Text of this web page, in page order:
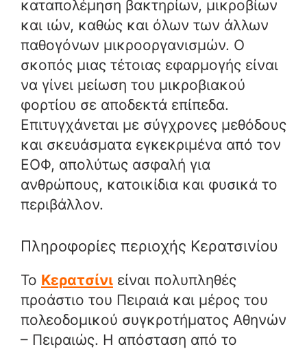
καταπολέμηση βακτηρίων, μικροβίων
και ιών, καθώς και όλων των άλλων
παθογόνων μικροοργανισμών. Ο
σκοπός μιας τέτοιας εφαρμογής είναι
να γίνει μείωση του μικροβιακού
φορτίου σε αποδεκτά επίπεδα.
Επιτυγχάνεται με σύγχρονες μεθόδους
και σκευάσματα εγκεκριμένα από τον
ΕΟΦ, απολύτως ασφαλή για
ανθρώπους, κατοικίδια και φυσικά το
περιβάλλον.
Πληροφορίες περιοχής Κερατσινίου
Το Κερατσίνι είναι πολυπληθές
προάστιο του Πειραιά και μέρος του
πολεοδομικού συγκροτήματος Αθηνών
– Πειραιώς. Η απόσταση από το